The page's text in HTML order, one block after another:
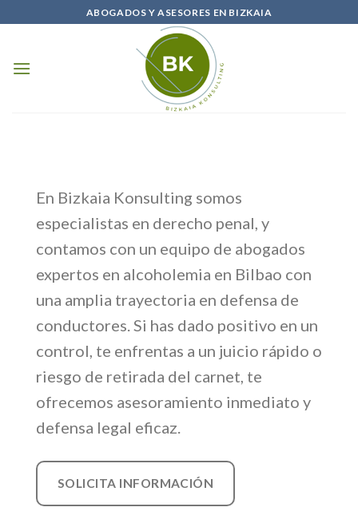
al
ABOGADOS Y ASESORES EN BIZKAIA
En Bizkaia Konsulting somos
especialistas en derecho penal, y
contamos con un equipo de abogados
expertos en alcoholemia en Bilbao con
una amplia trayectoria en defensa de
conductores. Si has dado positivo en un
control, te enfrentas a un juicio rápido o
riesgo de retirada del carnet, te
ofrecemos asesoramiento inmediato y
defensa legal eficaz.
SOLICITA INFORMACIÓN